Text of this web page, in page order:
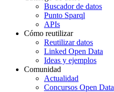
Buscador de datos
Punto Sparql
APIs
Cómo reutilizar
Reutilizar datos
Linked Open Data
Ideas y ejemplos
Comunidad
Actualidad
Concursos Open Data